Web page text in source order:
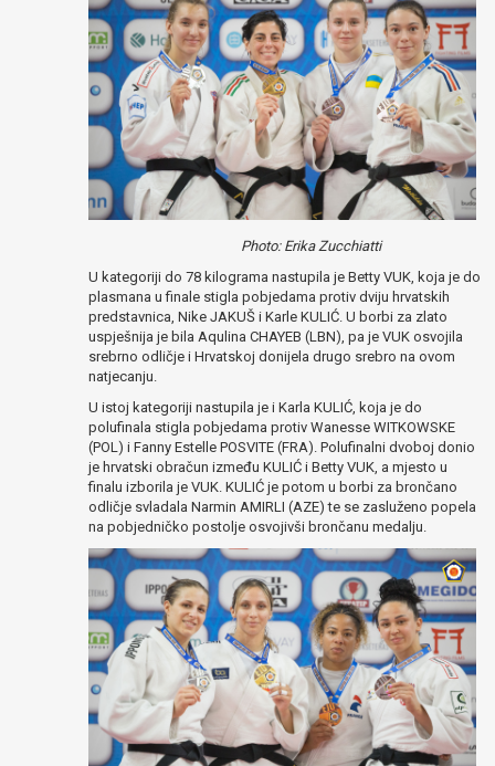
Photo: Erika Zucchiatti
U kategoriji do 78 kilograma nastupila je Betty VUK, koja je do
plasmana u finale stigla pobjedama protiv dviju hrvatskih
predstavnica, Nike JAKUŠ i Karle KULIĆ. U borbi za zlato
uspješnija je bila Aqulina CHAYEB (LBN), pa je VUK osvojila
srebrno odličje i Hrvatskoj donijela drugo srebro na ovom
natjecanju.
U istoj kategoriji nastupila je i Karla KULIĆ, koja je do
polufinala stigla pobjedama protiv Wanesse WITKOWSKE
(POL) i Fanny Estelle POSVITE (FRA). Polufinalni dvoboj donio
je hrvatski obračun između KULIĆ i Betty VUK, a mjesto u
finalu izborila je VUK. KULIĆ je potom u borbi za brončano
odličje svladala Narmin AMIRLI (AZE) te se zasluženo popela
na pobjedničko postolje osvojivši brončanu medalju.